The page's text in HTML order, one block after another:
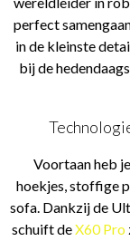
perfect
in de kleinste
bij de
Voortaan heb
hoekjes, stoffige
sofa. Dankzij de
schuift deX60 Pro